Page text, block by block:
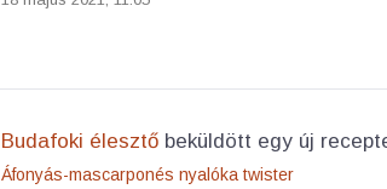
Budafoki élesztő beküldött egy új
Áfonyás-mascarponés nyalóka twister